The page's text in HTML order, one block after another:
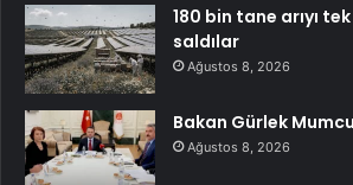
180 bin tane arıyı
saldılar
Ağustos 8, 2026
Bakan Gürlek
Ağustos 8, 2026